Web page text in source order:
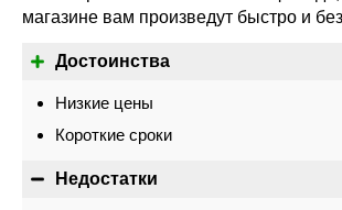
магазине вам произведут быстро и
Достоинства
Низкие цены
Короткие сроки
Недостатки